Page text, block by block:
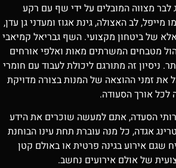
לבר מצווה המובלים על ידי שף עם רקע
מייפל, לב האצולה, גינת אגוז ומעדני גן עדן,
של ביטחון מקצועי. השף גבריאל קמיאבי
מטבחים המשרתים מאות ואלפי אורחים
ניסיון זה מתורגם ליכולת לעבוד עם חומרי
את זמני ההוצאה של המנות בצורה מדויקת
לכל אורך הסעודה.
הסעדה, אתם למעשה שוכרים את הידע
אגדה, כל מנה עוברת תחת עינו הבוחנת
אירוע בגינה פרטית או באולם קטן
של אולם אירועים נחשב.